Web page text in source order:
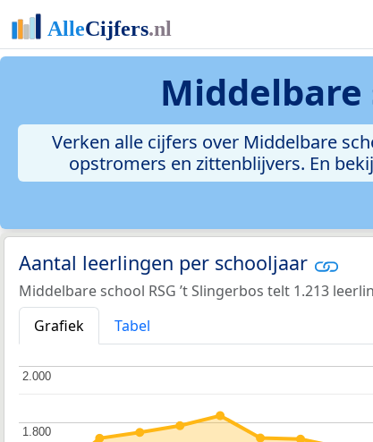
Middelbare
Verken alle cijfers over Middelbare
opstromers en zittenblijvers. En
Aantal leerlingen per schooljaar
Middelbare school RSG ’t Slingerbos telt 1.213
Grafiek
Tabel
1.800
1.800
2.000
2.000